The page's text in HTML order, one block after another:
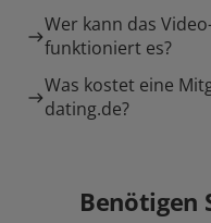
Wer kann das
funktioniert es?
Was kostet eine
dating.de?
Benötigen